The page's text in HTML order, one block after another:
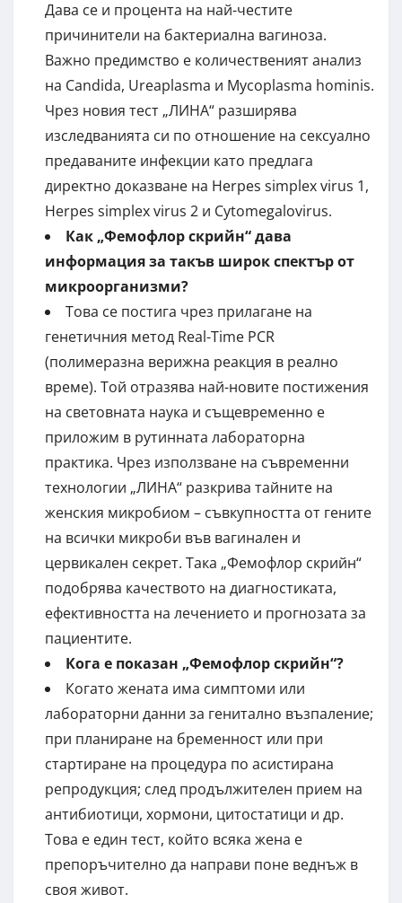
Дава се и процента на най-честите
причинители на бактериална вагиноза.
Важно предимство е количественият анализ
на Candida, Ureaplasma и Mycoplasma hominis.
Чрез новия тест „ЛИНА“ разширява
изследванията си по отношение на сексуално
предаваните инфекции като предлага
директно доказване на Herpes simplex virus 1,
Herpes simplex virus 2 и Cytomegalovirus.
Как „Фемофлор скрийн“ дава
информация за такъв широк спектър от
микроорганизми?
Това се постига чрез прилагане на
генетичния метод Real-Time PCR
(полимеразна верижна реакция в реално
време). Той отразява най-новите постижения
на световната наука и същевременно е
приложим в рутинната лабораторна
практика. Чрез използване на съвременни
технологии „ЛИНА“ разкрива тайните на
женския микробиом – съвкупността от гените
на всички микроби във вагинален и
цервикален секрет. Така „Фемофлор скрийн“
подобрява качеството на диагностиката,
ефективността на лечението и прогнозата за
пациентите.
Кога е показан „Фемофлор скрийн“?
Когато жената има симптоми или
лабораторни данни за генитално възпаление;
при планиране на бременност или при
стартиране на процедура по асистирана
репродукция; след продължителен прием на
антибиотици, хормони, цитостатици и др.
Това е един тест, който всяка жена е
препоръчително да направи поне веднъж в
своя живот.